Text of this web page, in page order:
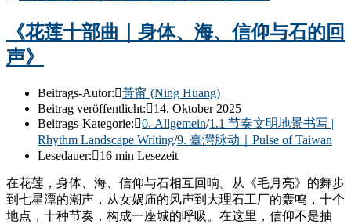
《花莲十部曲｜身体、海、信仰与石的回
声》
Beitrags-Autor:
黃甯 (Ning Huang)
Beitrag veröffentlicht:
14. Oktober 2025
Beitrags-Kategorie:
0. Allgemein/1.1 节奏文明地景书写 |
Rhythm Landscape Writing/9. 臺灣脉动｜Pulse of Taiwan
Lesedauer:
16 min Lesezeit
在花莲，身体、海、信仰与石相互回响。从《毛月亮》的舞步
到七星潭的潮声，从女娲庙的风声到大理石工厂的轰鸣，十个
地点，十种节奏，构成一座城的呼吸。在这里，信仰不是抽